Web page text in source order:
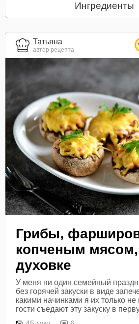
Ингредиенты
Татьяна
автор рецепта
Грибы,
копченым
духовке
У меня ни один семейный
без горячей закуски в виде
какими начинками я их только не
гости съедают эту закуску в